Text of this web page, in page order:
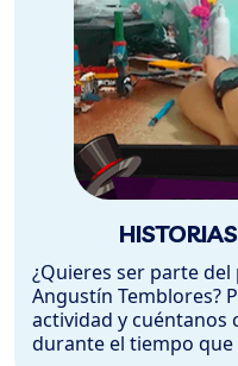
¿Quieres ser parte
Angustín Temblores?
actividad y cuéntanos
durante el tiempo que